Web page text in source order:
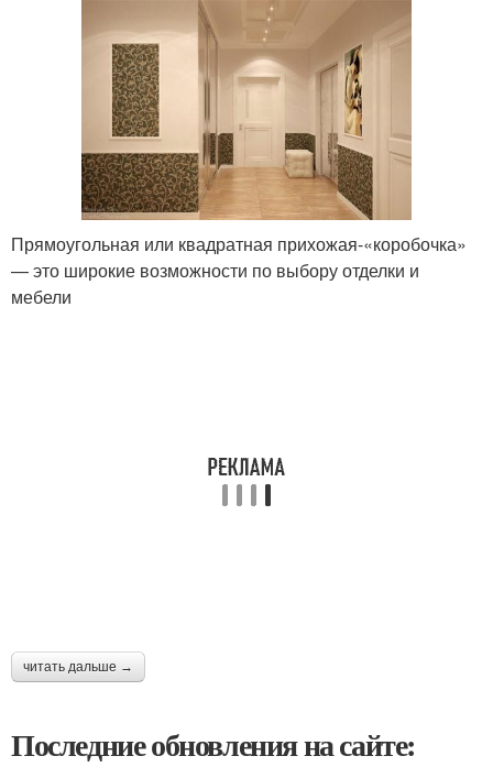
Прямоугольная или квадратная прихожая-«коробочка»
— это широкие возможности по выбору отделки и
мебели
читать дальше →
Последние обновления на сайте: